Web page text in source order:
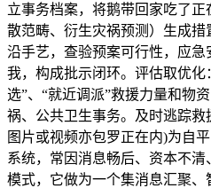
立事务档案，将鹅带回家吃了
散范畴、衍生灾祸预测）生成
沿手艺，查验预案可行性，应
我，构成批示闭环。评估取优
选”、“就近调派”救援力量和物
祸、公共卫生事务。及时逃踪
图片或视频亦包罗正在内)为自
系统，常因消息畅后、资本不
模式，它做为一个集消息汇聚